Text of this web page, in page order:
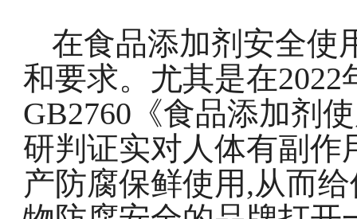
在食品添加剂安全使
和要求。尤其是在2022
GB2760《食品添加剂
研判证实对人体有副作
产防腐保鲜使用,从而